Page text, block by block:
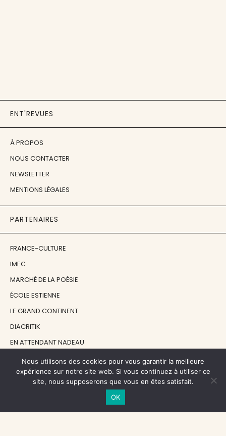
ENT'REVUES
À PROPOS
NOUS CONTACTER
NEWSLETTER
MENTIONS LÉGALES
PARTENAIRES
FRANCE-CULTURE
IMEC
MARCHÉ DE LA POÉSIE
ÉCOLE ESTIENNE
LE GRAND CONTINENT
DIACRITIK
EN ATTENDANT NADEAU
NOS SOUTIENS
Nous utilisons des cookies pour vous garantir la meilleure
expérience sur notre site web. Si vous continuez à utiliser ce
site, nous supposerons que vous en êtes satisfait.
OK